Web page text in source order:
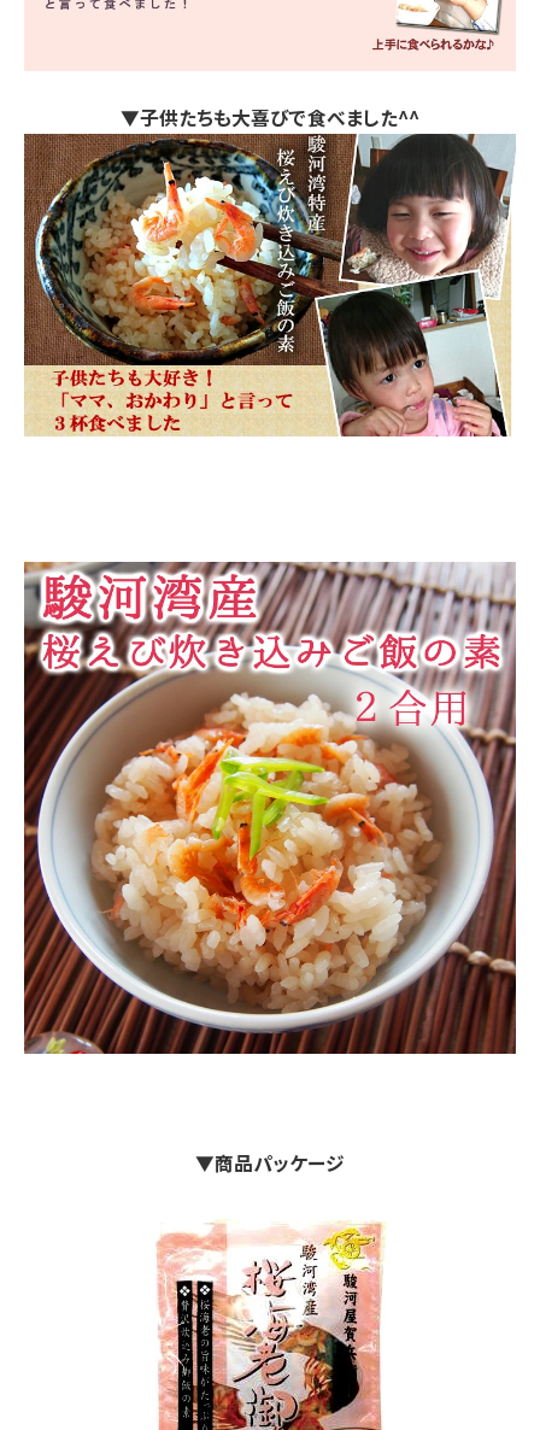
▼子供たちも大喜びで食べました^^
▼商品パッケージ